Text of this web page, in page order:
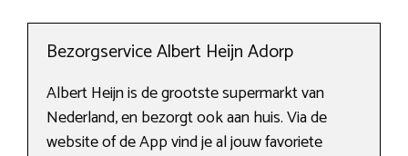
Bezorgservice Albert Heijn Adorp
Albert Heijn is de grootste supermarkt van
Nederland, en bezorgt ook aan huis. Via de
website of de App vind je al jouw favoriete